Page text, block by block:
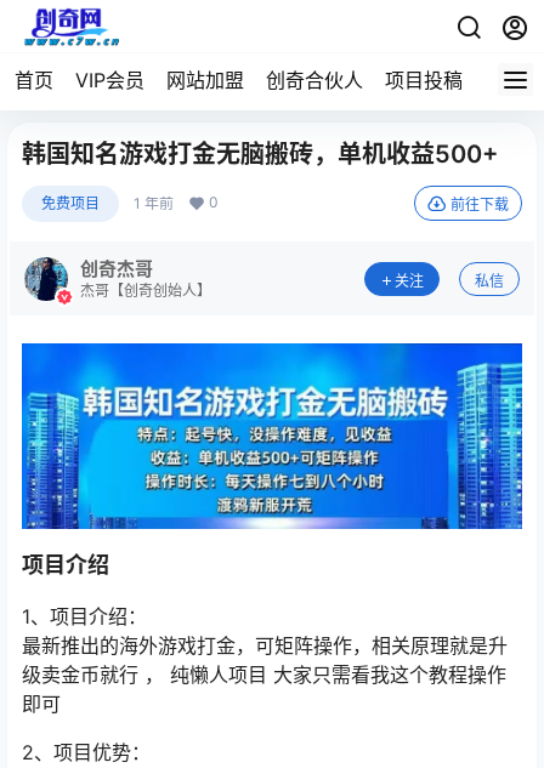
首页 VIP会员 网站加盟 创奇合伙人 项目投稿
韩国知名游戏打金无脑搬砖，单机收益500+
免费项目 1 年前 0 前往下载
创奇杰哥
杰哥【创奇创始人】
关注 私信
项目介绍
1、项目介绍：
最新推出的海外游戏打金，可矩阵操作，相关原理就是升
级卖金币就行 ， 纯懒人项目 大家只需看我这个教程操作
即可
2、项目优势：